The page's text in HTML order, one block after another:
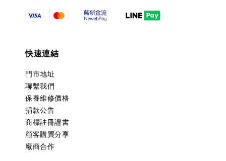
快速連結
門市地址
聯繫我們
保養維修價格
捐款公告
商標註冊證書
顧客購買分享
廠商合作